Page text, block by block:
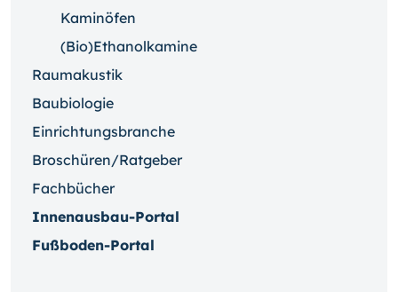
Kaminöfen
(Bio)Ethanolkamine
Raumakustik
Baubiologie
Einrichtungsbranche
Broschüren/Ratgeber
Fachbücher
Innenausbau-Portal
Fußboden-Portal